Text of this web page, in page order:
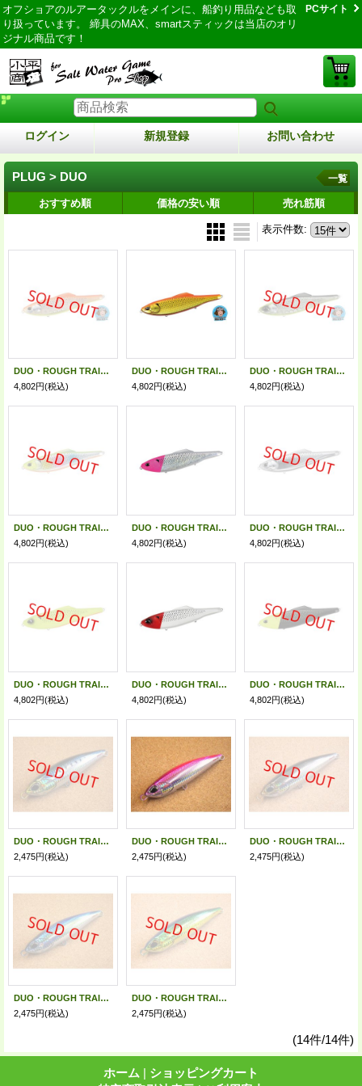
オフショアのルアータックルをメインに、船釣り用品なども取
り扱っています。 締具のMAX、smartスティックは当店のオリ
ジナル商品です！
PCサイト
ログイン 新規登録 お問い合わせ
PLUG > DUO 一覧
おすすめ順 価格の安い順 売れ筋順
表示件数:
DUO・ROUGH TRAIL KONO FLAT 240F/スエサイトフラッシュ
4,802円(税込)
DUO・ROUGH TRAIL KONO FLAT 240F/スエブラッドオレンジ
4,802円(税込)
DUO・ROUGH TRAIL KONO FLAT 240F/スエゴーストスライ
4,802円(税込)
DUO・ROUGH TRAIL KONO FLAT 240F/チャートキャンディーコノシロOB
4,802円(税込)
DUO・ROUGH TRAIL KONO FLAT 240F/ピンクヘッドホロコノシロ
4,802円(税込)
DUO・ROUGH TRAIL KONO FLAT 240F/UV銀ピカコノシロ
4,802円(税込)
DUO・ROUGH TRAIL KONO FLAT 240F/マットチャートコノシロ
4,802円(税込)
DUO・ROUGH TRAIL KONO FLAT 240F/パールレッドヘッドコノシロ
4,802円(税込)
DUO・ROUGH TRAIL KONO FLAT 240F/チャートヘッドブラックコノシロ
4,802円(税込)
DUO・ROUGH TRAIL 青政 148S/マイワシ
2,475円(税込)
DUO・ROUGH TRAIL 青政 148S/ピンクバック
2,475円(税込)
DUO・ROUGH TRAIL 青政 148S/スレカタクチ
2,475円(税込)
DUO・ROUGH TRAIL 青政 148S/オーシャンブルーバック
2,475円(税込)
DUO・ROUGH TRAIL 青政 148S/ドラドHD
2,475円(税込)
(14件/14件)
ホーム | ショッピングカート